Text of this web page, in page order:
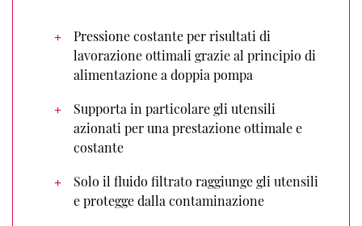
Pressione costante per risultati di
lavorazione ottimali grazie al principio di
alimentazione a doppia pompa
Supporta in particolare gli utensili
azionati per una prestazione ottimale e
costante
Solo il fluido filtrato raggiunge gli utensili
e protegge dalla contaminazione